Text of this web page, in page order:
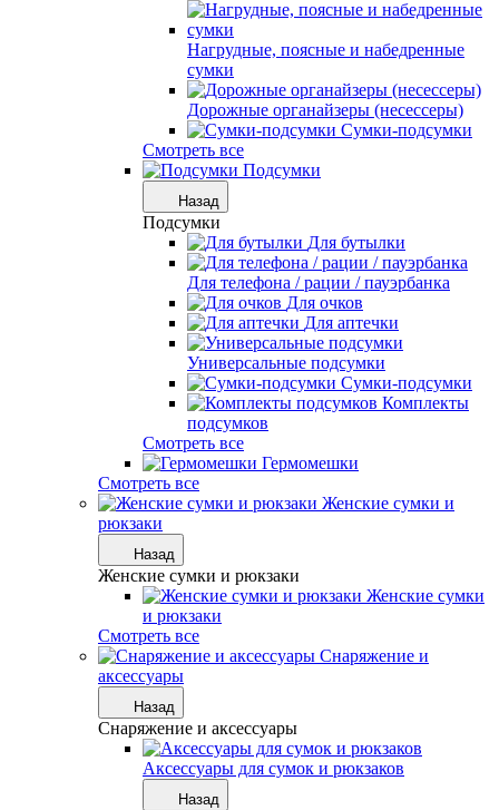
Нагрудные, поясные и набедренные
сумки
Дорожные органайзеры (несессеры)
Сумки-подсумки
Смотреть все
Подсумки
Назад
Подсумки
Для бутылки
Для телефона / рации / пауэрбанка
Для очков
Для аптечки
Универсальные подсумки
Сумки-подсумки
Комплекты
подсумков
Смотреть все
Гермомешки
Смотреть все
Женские сумки и
рюкзаки
Назад
Женские сумки и рюкзаки
Женские сумки
и рюкзаки
Смотреть все
Снаряжение и
аксессуары
Назад
Снаряжение и аксессуары
Аксессуары для сумок и рюкзаков
Назад